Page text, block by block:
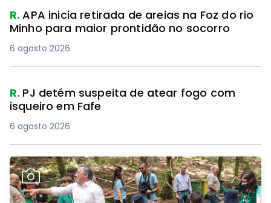
R.APA inicia retirada de areias na Foz do rio
Minho para maior prontidão no socorro
6 agosto 2026
R. PJ detém suspeita de atear fogo com
isqueiro em Fafe
6 agosto 2026